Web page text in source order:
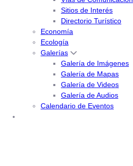
Sitios de Interés
Directorio Turístico
Economía
Ecología
Galerías
Galería de Imágenes
Galería de Mapas
Galería de Videos
Galería de Audios
Calendario de Eventos